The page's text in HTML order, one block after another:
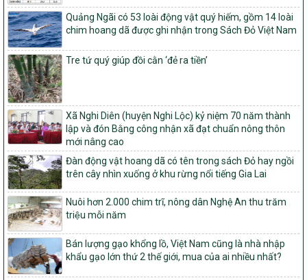
nghèo bền vững và phát triển kinh tế – xã hội vùng đồng bào dân
tộc thiểu số và miền núi giai đoạn 2026 – 2030
1451/QĐ-UBND
Phê duyệt danh sách các xã thuộc nhóm 1, nhóm 2, nhóm 3
trong xây dựng nông thôn mới giai đoạn 2026-2030 trên địa bàn
tỉnh Nghệ An
103/PTNT-NTM
Về việc đăng ký thực hiện Dự án liên kết theo chuỗi giá trị thuộc
Dự án 2 – Chương trình Mục tiêu quốc gia Giảm nghèo bền vững
giai đoạn 2021-2025 được kéo dài sang năm 2026
827/QĐ-BNNMT
Quyết định Ban hành Kế hoạch triển khai thực hiện Chương trình
mục tiêu quốc gia xây dựng nông thôn mới, giảm nghèo bền
vững và phát triển kinh tế – xã hội vùng đồng bào dân tộc thiểu
số và miền núi giai đoạn 2026-2035, giai đoạn I: Từ năm 2026
đến năm 2030
14/2026/TT-BNNMT
Hướng dẫn thực hiện một số nội dung tiêu chí, điều kiện thuộc Bộ
tiêu chí quốc gia về nông thôn mới giai đoạn 2026 – 2030 thuộc
Quảng Ngãi có 53 loài động vật quý hiếm, gồm 14 loài
chim hoang dã được ghi nhận trong Sách Đỏ Việt Nam
Tre tứ quý giúp đồi cằn ‘đẻ ra tiền’
Xã Nghi Diên (huyện Nghi Lộc) kỷ niệm 70 năm thành
lập và đón Bằng công nhận xã đạt chuẩn nông thôn
mới nâng cao
Đàn động vật hoang dã có tên trong sách Đỏ hay ngồi
trên cây nhìn xuống ở khu rừng nổi tiếng Gia Lai
Nuôi hơn 2.000 chim trĩ, nông dân Nghệ An thu trăm
triệu mỗi năm
Bán lượng gạo khổng lồ, Việt Nam cũng là nhà nhập
khẩu gạo lớn thứ 2 thế giới, mua của ai nhiều nhất?